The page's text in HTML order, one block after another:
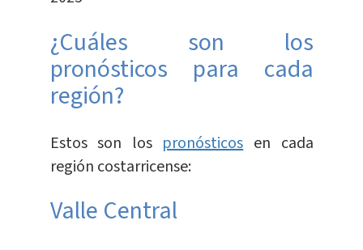
¿Cuáles son los
pronósticos para cada
región?
Estos son los pronósticos en cada
región costarricense:
Valle Central